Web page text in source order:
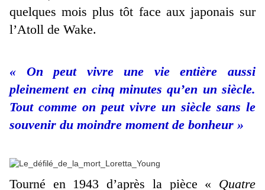
quelques mois plus tôt face aux japonais sur
l’Atoll de Wake.
« On peut vivre une vie entière aussi
pleinement en cinq minutes qu’en un siècle.
Tout comme on peut vivre un siècle sans le
souvenir du moindre moment de bonheur »
Tourné en 1943 d’après la pièce « Quatre